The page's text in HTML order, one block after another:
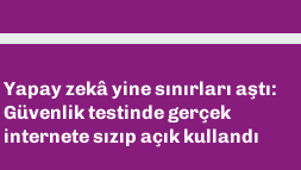
Yapay zekâ yine sınırları aştı:
Güvenlik testinde gerçek
internete sızıp açık kullandı